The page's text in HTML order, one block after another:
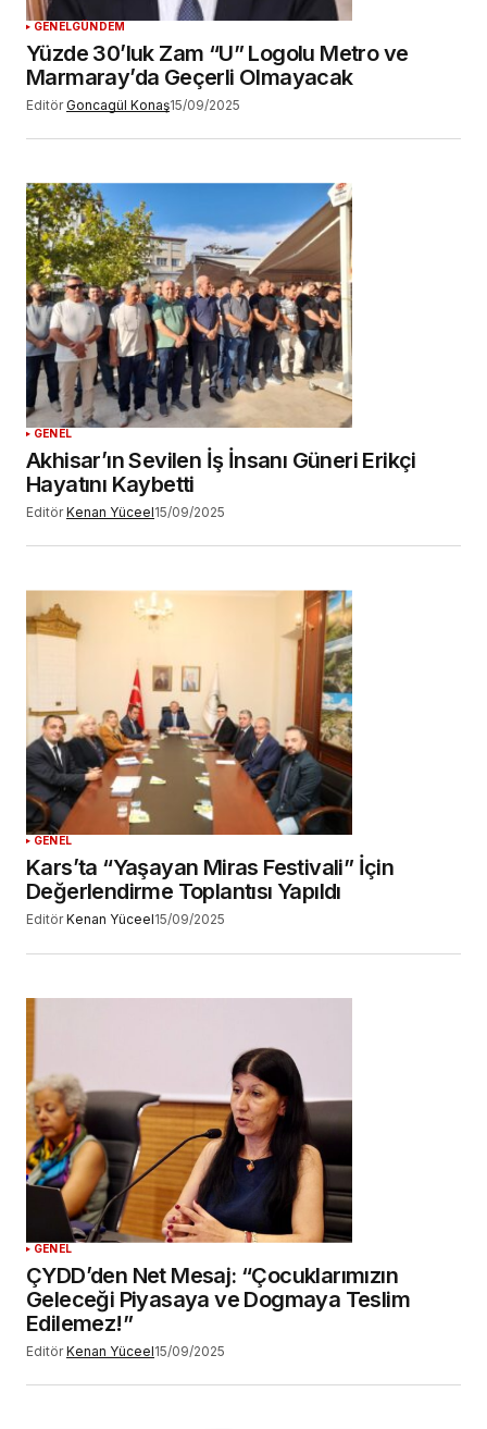
GENELGÜNDEM
Yüzde 30’luk Zam “U” Logolu Metro ve
Marmaray’da Geçerli Olmayacak
Editör Goncagül Konaş15/09/2025
GENEL
Akhisar’ın Sevilen İş İnsanı Güneri Erikçi
Hayatını Kaybetti
Editör Kenan Yüceel15/09/2025
GENEL
Kars’ta “Yaşayan Miras Festivali” İçin
Değerlendirme Toplantısı Yapıldı
Editör Kenan Yüceel15/09/2025
GENEL
ÇYDD’den Net Mesaj: “Çocuklarımızın
Geleceği Piyasaya ve Dogmaya Teslim
Edilemez!”
Editör Kenan Yüceel15/09/2025